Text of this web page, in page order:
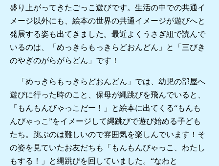
盛り上がってきたごっこ遊びです。生活の中での共通イ
メージ以外にも、絵本の世界の共通イメージが遊びへと
発展する姿も出てきました。最近よくうさぎ組で読んで
いるのは、「めっきらもっきらどおんどん」と「三びき
のやぎのがらがらどん」です！
「めっきらもっきらどおんどん」では、幼児の部屋へ
遊びに行った時のこと、保母が縄跳びを飛んでいると、
「もんもんびゃっこだー！」と絵本に出てくる“もんも
んびゃっこ”をイメージして縄跳びで遊び始める子ども
たち。跳ぶのは難しいので雰囲気を楽しんでいます！そ
の姿を見ていたお友だちも「もんもんびゃっこ、わたし
もする！」と縄跳びを回していました。“なわと